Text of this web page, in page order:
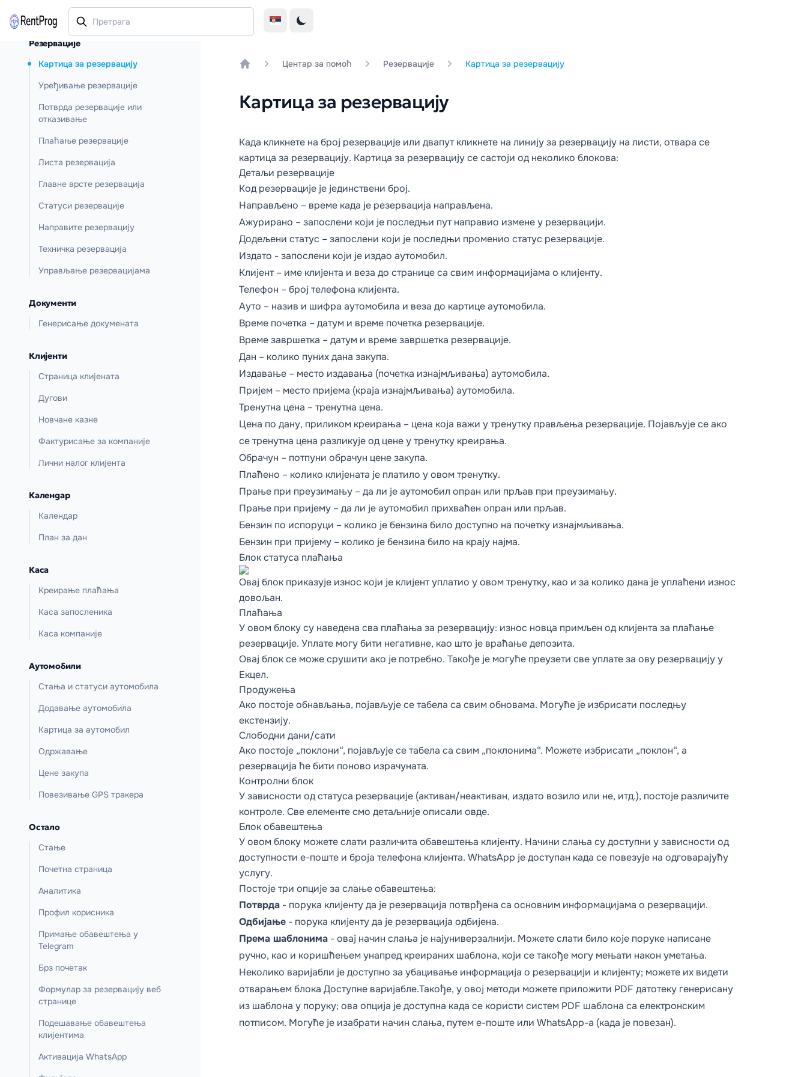
Резервације
Картица за резервацију
Уређивање резервације
Потврда резервације или
отказивање
Плаћање резервације
Листа резервација
Главне врсте резервација
Статуси резервације
Направите резервацију
Техничка резервација
Управљање резервацијама
Документи
Генерисање докумената
Клијенти
Страница клијената
Дугови
Новчане казне
Фактурисање за компаније
Лични налог клијента
Календар
Календар
План за дан
Каса
Креирање плаћања
Каса запосленика
Каса компаније
Аутомобили
Стања и статуси аутомобила
Додавање аутомобила
Картица за аутомобил
Одржавање
Цене закупа
Повезивање GPS тракера
Остало
Стање
Почетна страница
Аналитика
Профил корисника
Примање обавештења у
Telegram
Брз почетак
Формулар за резервацију веб
странице
Подешавање обавештења
клијентима
Активација WhatsApp
Центар за помоћ Резервације Картица за резервацију
Картица за резервацију
Када кликнете на број резервације или двапут кликнете на линију за резервацију на листи, отвара се
картица за резервацију. Картица за резервацију се састоји од неколико блокова:
Детаљи резервације
Код резервације је јединствени број.
Направљено – време када је резервација направљена.
Ажурирано – запослени који је последњи пут направио измене у резервацији.
Додељени статус – запослени који је последњи променио статус резервације.
Издато - запослени који је издао аутомобил.
Клијент – име клијента и веза до странице са свим информацијама о клијенту.
Телефон – број телефона клијента.
Ауто – назив и шифра аутомобила и веза до картице аутомобила.
Време почетка – датум и време почетка резервације.
Време завршетка – датум и време завршетка резервације.
Дан – колико пуних дана закупа.
Издавање – место издавања (почетка изнајмљивања) аутомобила.
Пријем – место пријема (краја изнајмљивања) аутомобила.
Тренутна цена – тренутна цена.
Цена по дану, приликом креирања – цена која важи у тренутку прављења резервације. Појављује се ако
се тренутна цена разликује од цене у тренутку креирања.
Обрачун – потпуни обрачун цене закупа.
Плаћено – колико клијената је платило у овом тренутку.
Прање при преузимању – да ли је аутомобил опран или прљав при преузимању.
Прање при пријему – да ли је аутомобил прихваћен опран или прљав.
Бензин по испоруци – колико је бензина било доступно на почетку изнајмљивања.
Бензин при пријему – колико је бензина било на крају најма.
Блок статуса плаћања
Овај блок приказује износ који је клијент уплатио у овом тренутку, као и за колико дана је уплаћени износ
довољан.
Плаћања
У овом блоку су наведена сва плаћања за резервацију: износ новца примљен од клијента за плаћање
резервације. Уплате могу бити негативне, као што је враћање депозита.
Овај блок се може срушити ако је потребно. Такође је могуће преузети све уплате за ову резервацију у
Екцел.
Продужења
Ако постоје обнављања, појављује се табела са свим обновама. Могуће је избрисати последњу
екстензију.
Слободни дани/сати
Ако постоје „поклони“, појављује се табела са свим „поклонима“. Можете избрисати „поклон“, а
резервација ће бити поново израчуната.
Контролни блок
У зависности од статуса резервације (активан/неактиван, издато возило или не, итд.), постоје различите
контроле. Све елементе смо детаљније описали овде.
Блок обавештења
У овом блоку можете слати различита обавештења клијенту. Начини слања су доступни у зависности од
доступности е-поште и броја телефона клијента. WhatsApp је доступан када се повезује на одговарајућу
услугу.
Постоје три опције за слање обавештења:
Потврда - порука клијенту да је резервација потврђена са основним информацијама о резервацији.
Одбијање - порука клијенту да је резервација одбијена.
Према шаблонима - овај начин слања је најуниверзалнији. Можете слати било које поруке написане
ручно, као и коришћењем унапред креираних шаблона, који се такође могу мењати након уметања.
Неколико варијабли је доступно за убацивање информација о резервацији и клијенту; можете их видети
отварањем блока Доступне варијабле.Такође, у овој методи можете приложити PDF датотеку генерисану
из шаблона у поруку; ова опција је доступна када се користи систем PDF шаблона са електронским
потписом. Могуће је изабрати начин слања, путем е-поште или WhatsApp-а (када је повезан).